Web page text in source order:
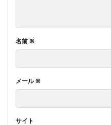
名前 ※
メール※
サイト